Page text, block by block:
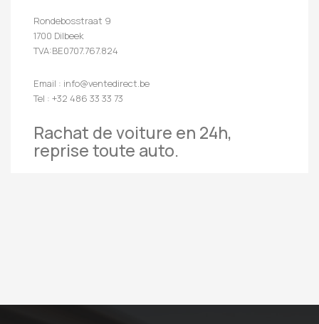
Rondebosstraat 9
1700 Dilbeek
TVA:BE0707.767.824
Email : info@ventedirect.be
Tel : +32 486 33 33 73
Rachat de voiture en 24h,
reprise toute auto.